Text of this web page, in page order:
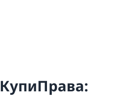
КупиПрава: